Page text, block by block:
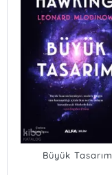
Büyük Tasarım